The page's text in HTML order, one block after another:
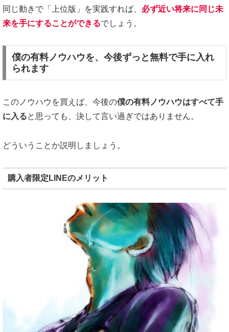
同じ動きで「上位版」を実践すれば、 必ず近い将来に同じ未
来を手にすることができるでしょう。
僕の有料ノウハウを、今後ずっと無料で手に入れ
られます
このノウハウを買えば、今後の僕の有料ノウハウはすべて手
に入ると思っても、決して言い過ぎではありません。
どういうことか説明しましょう。
購入者限定LINEのメリット